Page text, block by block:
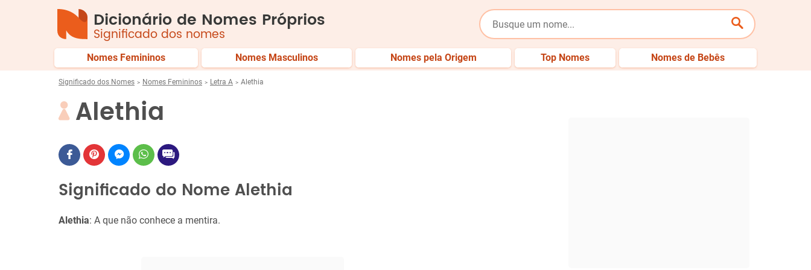
Dicionário de Nomes Próprios
Significado dos nomes
Nomes Femininos Nomes Masculinos Nomes pela Origem Top Nomes Nomes de Bebês
Significado dos Nomes Nomes Femininos Letra A Alethia
Alethia
Significado do Nome Alethia
Alethia: A que não conhece a mentira.